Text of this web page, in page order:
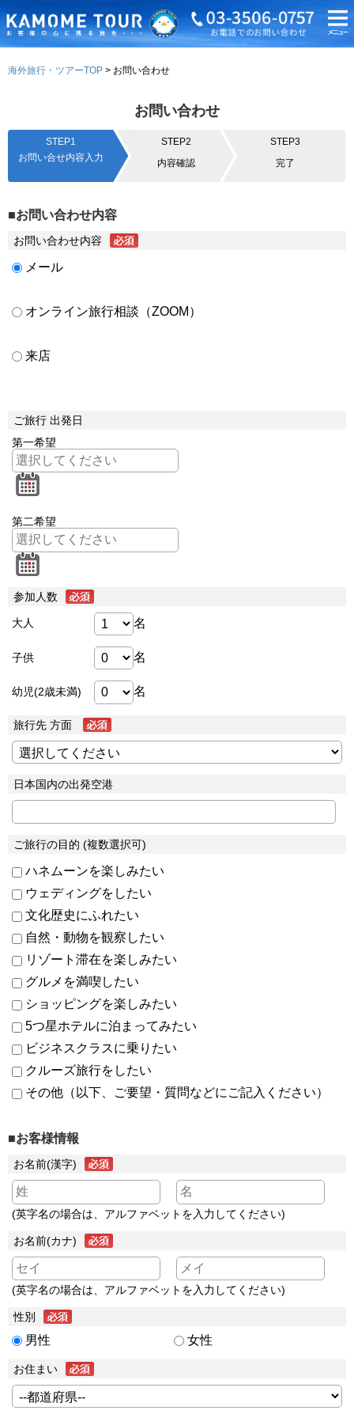
海外旅行・ツアーTOP お問い合わせ
お問い合わせ
STEP1
お問い合せ内容入力
STEP2
内容確認
STEP3
完了
■お問い合わせ内容
お問い合わせ内容
メール
オンライン旅行相談（ZOOM）
来店
ご旅行 出発日
第一希望
第二希望
参加人数
大人 名
子供 名
幼児(2歳未満) 名
旅行先 方面
日本国内の出発空港
ご旅行の目的 (複数選択可)
ハネムーンを楽しみたい
ウェディングをしたい
文化歴史にふれたい
自然・動物を観察したい
リゾート滞在を楽しみたい
グルメを満喫したい
ショッピングを楽しみたい
5つ星ホテルに泊まってみたい
ビジネスクラスに乗りたい
クルーズ旅行をしたい
その他（以下、ご要望・質問などにご記入ください）
■お客様情報
お名前(漢字)
(英字名の場合は、アルファベットを入力してください)
お名前(カナ)
(英字名の場合は、アルファベットを入力してください)
性別
男性 女性
お住まい